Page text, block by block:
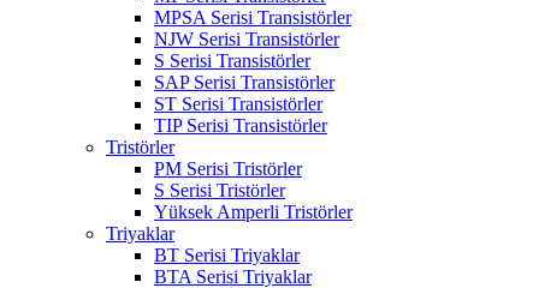
MPSA Serisi Transistörler
NJW Serisi Transistörler
S Serisi Transistörler
SAP Serisi Transistörler
ST Serisi Transistörler
TIP Serisi Transistörler
Tristörler
PM Serisi Tristörler
S Serisi Tristörler
Yüksek Amperli Tristörler
Triyaklar
BT Serisi Triyaklar
BTA Serisi Triyaklar